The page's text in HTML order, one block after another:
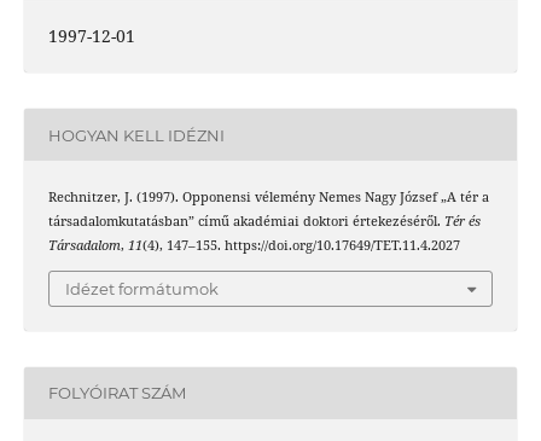
1997-12-01
HOGYAN KELL IDÉZNI
Rechnitzer, J. (1997). Opponensi vélemény Nemes Nagy József „A tér a
társadalomkutatásban” című akadémiai doktori értekezéséről. Tér és
Társadalom, 11(4), 147–155. https://doi.org/10.17649/TET.11.4.2027
Idézet formátumok
FOLYÓIRAT SZÁM